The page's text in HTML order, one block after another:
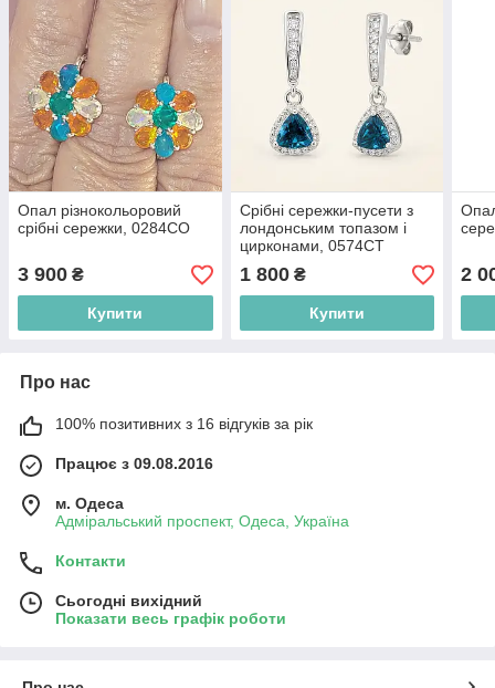
Опал різнокольоровий
срібні сережки, 0284СО
3 900 ₴
Купити
Срібні сережки-пусети з
лондонським топазом і
цирконами, 0574СТ
1 800₴
Купити
2
Про нас
100% позитивних з 16 відгуків за рік
Працює з 09.08.2016
м. Одеса
Адміральський проспект, Одеса, Україна
Контакти
Сьогодні вихідний
Показати весь графік роботи